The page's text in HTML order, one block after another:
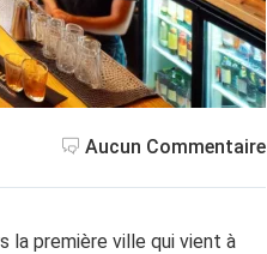
Aucun Commentaire
la première ville qui vient à